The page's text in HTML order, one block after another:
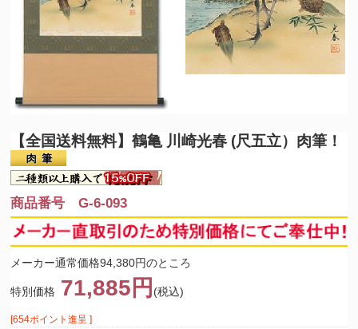
【全国送料無料】鶴亀 川崎光春 (尺五立）肉筆！
商品番号 G-6-093
メーカー通常価格94,380円のところ
特別価格 71,885円 (税込)
[654ポイント進呈 ]